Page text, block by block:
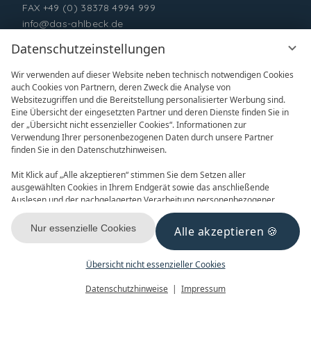
Datenschutzeinstellungen
Wir verwenden auf dieser Website neben technisch notwendigen Cookies
auch Cookies von Partnern, deren Zweck die Analyse von
Websitezugriffen und die Bereitstellung personalisierter Werbung sind.
Eine Übersicht der eingesetzten Partner und deren Dienste finden Sie in
der „Übersicht nicht essenzieller Cookies“. Informationen zur
Verwendung Ihrer personenbezogenen Daten durch unsere Partner
finden Sie in den Datenschutzhinweisen.
Mit Klick auf „Alle akzeptieren“ stimmen Sie dem Setzen aller
ausgewählten Cookies in Ihrem Endgerät sowie das anschließende
Auslesen und der nachgelagerten Verarbeitung personenbezogener
Daten (z.B. Ihrer IP-Adresse) durch uns und unseren Partnern zu. Falls
Sie damit nicht einverstanden sind, klicken Sie bitte auf „Nur essenzielle
Cookies“. Eine individuelle Auswahl können Sie unter „Übersicht nicht
essenzieller Cookies“ tätigen. Sie können Ihre Auswahl im Fußbereich
dieser Website oder in den Datenschutzhinweisen jederzeit aufrufen und
Alle akzeptieren
Nur essenzielle Cookies
Übersicht nicht essenzieller Cookies
Datenschutzhinweise Impressum
GutscheineBuchen
FAX +49 (0) 38378 4994 999
info@das-ahlbeck.de
ONLINE BUCHEN ANFRAGEN
GUTSCHEINE NEWSLETTER